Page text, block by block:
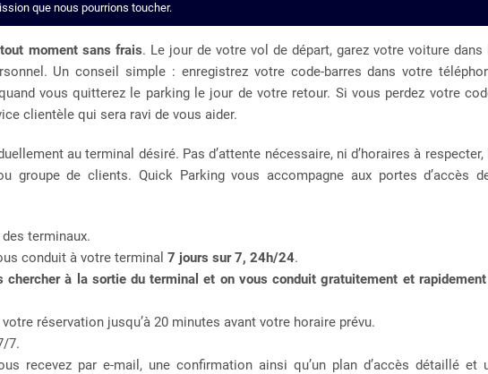
que nous pourrions toucher.
moment sans frais. Le jour de votre vol de départ, garez votre voiture dans
Un conseil simple : enregistrez votre code-barres dans votre
vous quitterez le parking le jour de votre retour. Si vous perdez votre
clientèle qui sera ravi de vous aider.
au terminal désiré. Pas d’attente nécessaire, ni d’horaires à respecter,
groupe de clients. Quick Parking vous accompagne aux portes d’accès
terminaux.
conduit à votre terminal7 jours sur 7, 24h/24.
chercher à la sortie du terminal et on vous conduit gratuitement et
votre réservation jusqu’à 20 minutes avant votre horaire prévu.
7.
recevez par e-mail, une confirmation ainsi qu’un plan d’accès détaillé et